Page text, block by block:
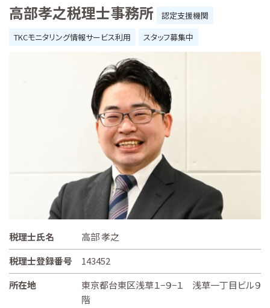
高部孝之税理士事務所
認定支援機関
TKCモニタリング情報サービス利用
スタッフ募集中
税理士氏名
高部 孝之
税理士登録番号
143452
所在地
東京都台東区浅草１−９−１ 浅草一丁目ビル９
階